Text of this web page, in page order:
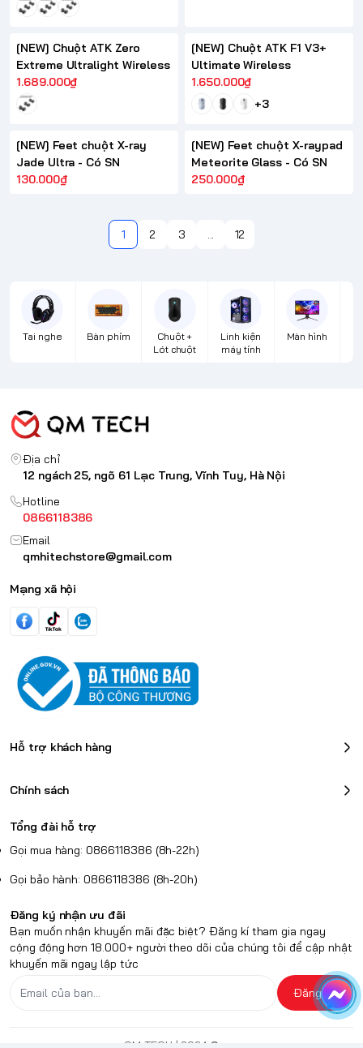
[NEW] Chuột ATK Zero
Extreme Ultralight Wireless
1.689.000₫
[NEW] Chuột ATK F1 V3+
Ultimate Wireless
1.650.000₫
+3
[NEW] Feet chuột X-ray
Jade Ultra - Có SN
130.000₫
[NEW] Feet chuột X-raypad
Meteorite Glass - Có SN
250.000₫
1 2 3 ... 12
Tai nghe Bàn phím
Chuột +
Lót chuột
Linh kiện
máy tính
Màn hình
Địa chỉ
12 ngách 25, ngõ 61 Lạc Trung, Vĩnh Tuy, Hà Nội
Hotline
0866118386
Email
qmhitechstore@gmail.com
Mạng xã hội
Hỗ trợ khách hàng
Chính sách
Tổng đài hỗ trợ
Gọi mua hàng: 0866118386 (8h-22h)
Gọi bảo hành: 0866118386 (8h-20h)
Đăng ký nhận ưu đãi
Bạn muốn nhận khuyến mãi đặc biệt? Đăng kí tham gia ngay
cộng động hơn 18.000+ người theo dõi của chúng tôi để cập nhật
khuyến mãi ngay lập tức
Đăng ký